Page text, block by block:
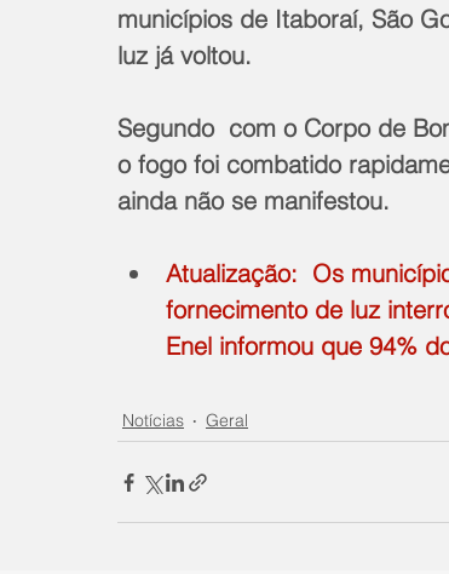
municípios de Itaboraí, São
luz já voltou.
Segundo  com o Corpo de
o fogo foi combatido
ainda não se manifestou.
Atualização:  Os
fornecimento de luz
Enel informou que 94%
Notícias Geral